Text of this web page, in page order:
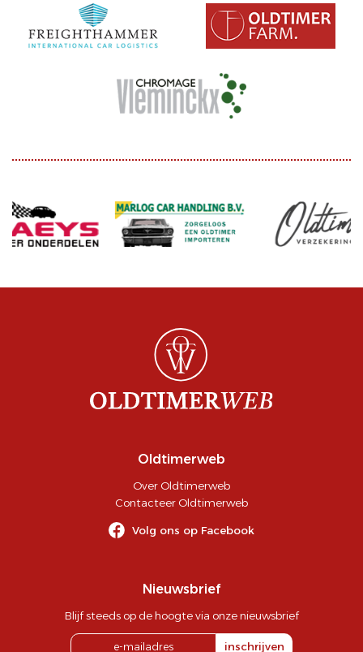
Oldtimerweb
Over Oldtimerweb
Contacteer Oldtimerweb
Volg ons op Facebook
Nieuwsbrief
Blijf steeds op de hoogte via onze nieuwsbrief
inschrijven